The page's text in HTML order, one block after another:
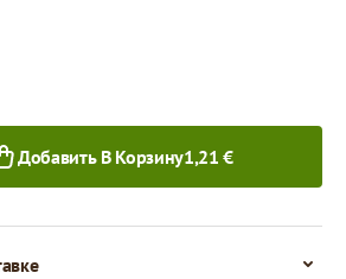
Добавить В Корзину1,21 €